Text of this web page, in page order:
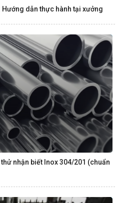
dẫn thực hành tại xưởng
nhận biết Inox 304/201 (chuẩn